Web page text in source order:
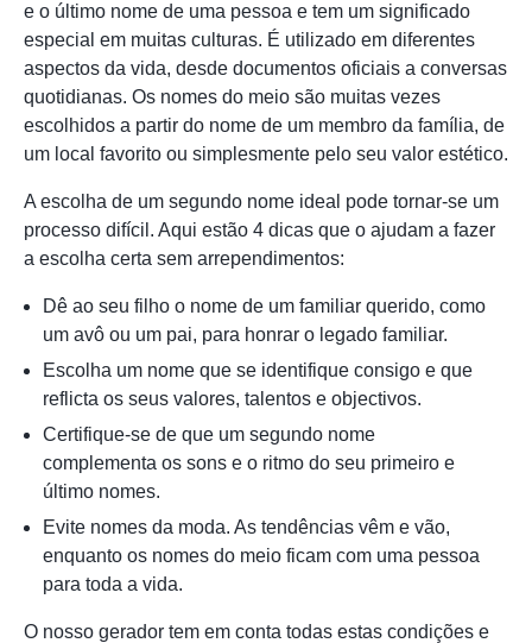
e o último nome de uma pessoa e tem um significado
especial em muitas culturas. É utilizado em diferentes
aspectos da vida, desde documentos oficiais a conversas
quotidianas. Os nomes do meio são muitas vezes
escolhidos a partir do nome de um membro da família, de
um local favorito ou simplesmente pelo seu valor estético.
A escolha de um segundo nome ideal pode tornar-se um
processo difícil. Aqui estão 4 dicas que o ajudam a fazer
a escolha certa sem arrependimentos:
Dê ao seu filho o nome de um familiar querido, como
um avô ou um pai, para honrar o legado familiar.
Escolha um nome que se identifique consigo e que
reflicta os seus valores, talentos e objectivos.
Certifique-se de que um segundo nome
complementa os sons e o ritmo do seu primeiro e
último nomes.
Evite nomes da moda. As tendências vêm e vão,
enquanto os nomes do meio ficam com uma pessoa
para toda a vida.
O nosso gerador tem em conta todas estas condições e